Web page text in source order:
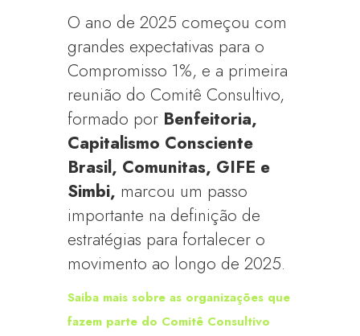
O ano de 2025 começou com
grandes expectativas para o
Compromisso 1%, e a primeira
reunião do Comitê Consultivo,
formado por Benfeitoria,
Capitalismo Consciente
Brasil, Comunitas, GIFE e
Simbi, marcou um passo
importante na definição de
estratégias para fortalecer o
movimento ao longo de 2025.
Saiba mais sobre as organizações que
fazem parte do Comitê Consultivo